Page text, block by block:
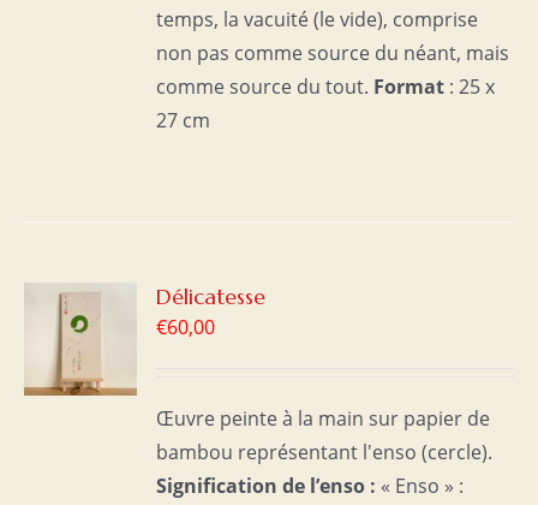
temps, la vacuité (le vide), comprise
non pas comme source du néant, mais
comme source du tout. Format : 25 x
27 cm
Délicatesse
€60,00
Œuvre peinte à la main sur papier de
bambou représentant l'enso (cercle).
Signification de l’enso : « Enso » :